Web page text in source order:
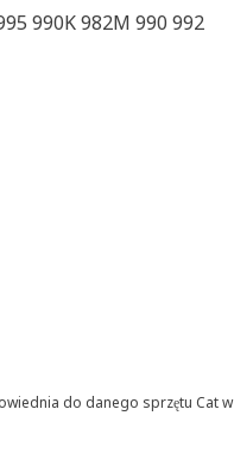
990K 982M 990 992
do danego sprzętu Cat w